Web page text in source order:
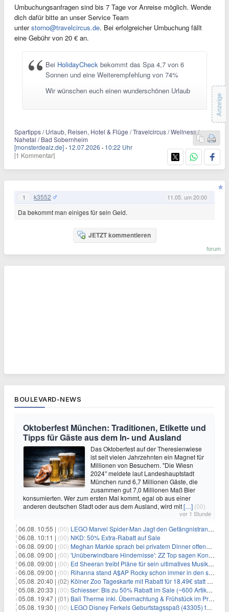
Umbuchungsanfragen sind bis 7 Tage vor Anreise möglich. Wende
dich dafür bitte an unser Service Team
unterstorno@travelcircus.de. Bei erfolgreicher Umbuchung fällt
eine Gebühr von 20 € an.
Bei HolidayCheck bekommt das Spa 4,7 von 6
Sonnen und eine Weiterempfehlung von 74%
Wir wünschen euch einen wunderschönen Urlaub
Spartipps / Urlaub, Reisen, Hotel & Flüge / Travelcircus / Wellness /
Nahetal / Bad Sobernheim
[monsterdealz.de] · 12.07.2026 · 10:22 Uhr
[1 Kommentar]
Anzeige
1 k3552 11.05. um 20:00
Da bekommt man einiges für sein Geld.
JETZT kommentieren
forum
BOULEVARD-NEWS
Oktoberfest München: Traditionen, Etikette und
Tipps für Gäste aus dem In- und Ausland
Das Oktoberfest auf der Theresienwiese
ist seit vielen Jahrzehnten ein Magnet für
Millionen von Besuchern. "Die Wiesn
2024" meldete laut Landeshauptstadt
München rund 6,7 Millionen Gäste, die
zusammen gut 7,0 Millionen Maß Bier
konsumierten. Wer zum ersten Mal kommt, egal ob aus einer
anderen deutschen Stadt oder aus dem Ausland, wird mit[…] (00)
vor 1 Stunde
06.08. 10:55 | (00) LEGO Marvel Spider-Man Jagt den Gefängnistransporter (76349) für 32,99€
06.08. 10:11 | (00) NKD: 50% Extra-Rabatt auf Sale
06.08. 09:00 | (00) Meghan Markle sprach bei privatem Dinner offenbar über Palastbesuch
06.08. 09:00 | (00) 'Unüberwindbare Hindernisse': ZZ Top sagen Konzert in der Hollywood Bowl kurzfristig ab
06.08. 09:00 | (00) Ed Sheeran treibt Pläne für sein ultimatives Musikzentrum voran
06.08. 09:00 | (00) Rihanna stand A$AP Rocky schon immer in den schwierigsten Momenten seines Lebens zur Seite
05.08. 20:40 | (02) Kölner Zoo Tageskarte mit Rabatt für 18,49€ statt 29,50€ – einlösbar bis Dezember
05.08. 20:33 | (00) Schiesser: Bis zu 50% Rabatt im Sale (~600 Artikel zur Auswahl)
05.08. 19:47 | (01) Bali Therme inkl. Übernachtung & Frühstück im Premium Hotel (Bad Oeynhausen) ab 89€ p.P.
05.08. 19:30 | (00) LEGO Disney Ferkels Geburtstagsspaß (43305) für 29,10€